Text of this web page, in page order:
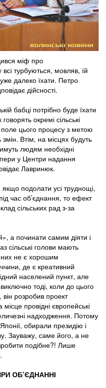
міф про
турбуються, мовляв, їй
далеко їхати. Петро
дійсності.
бабці потрібно буде їхати
окремі сільські
цього процесу з метою
Втім, на місцях будуть
людям необхідні
у Центри надання
Лавринюк.
якщо подолати усі труднощі,
час об’єднання, то ефект
сільських рад з-за
а починати самим діяти і
сільські голови мають
них не є хорошим
де є креативний
населений пункт, але
тоді, коли до цього
розробив проект
провідні європейські
надходження. Потому
обирали президію і
Зауважу, саме його, а не
подібне?! Лише
ОБ’ЄДНАННІ